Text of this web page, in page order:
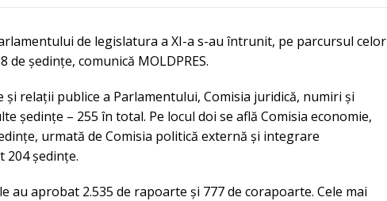
de legislatura a XI-a s-au întrunit, pe parcursul celor
de ședințe, comunică MOLDPRES.
relații publice a Parlamentului, Comisia juridică, numiri și
ședințe – 255 în total. Pe locul doi se află Comisia economie,
urmată de Comisia politică externă și integrare
204 ședințe.
au aprobat 2.535 de rapoarte și 777 de corapoarte. Cele mai